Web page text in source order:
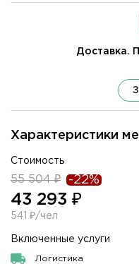
Характеристики
Стоимость
55 504 ₽ -22%
43 293 ₽
541 ₽/чел
Включенные услуги
Логистика
Доставка.